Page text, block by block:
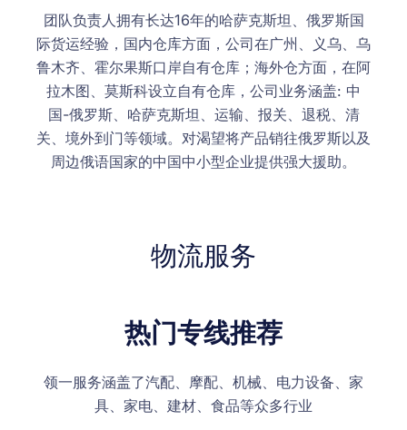
团队负责人拥有长达16年的哈萨克斯坦、俄罗斯国
际货运经验，国内仓库方面，公司在广州、义乌、乌
鲁木齐、霍尔果斯口岸自有仓库；海外仓方面，在阿
拉木图、莫斯科设立自有仓库，公司业务涵盖: 中
国-俄罗斯、哈萨克斯坦、运输、报关、退税、清
关、境外到门等领域。对渴望将产品销往俄罗斯以及
周边俄语国家的中国中小型企业提供强大援助。
物流服务
热门专线推荐
领一服务涵盖了汽配、摩配、机械、电力设备、家
具、家电、建材、食品等众多行业